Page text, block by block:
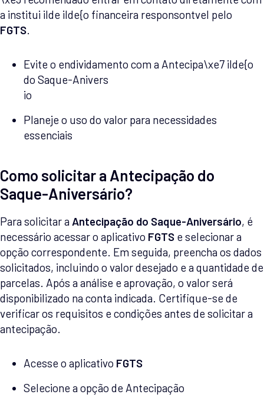
a institui ilde ilde{o financeira responsontvel pelo
FGTS.
Evite o endividamento com a Antecipa\xe7 ilde{o
do Saque-Anivers
io
Planeje o uso do valor para necessidades
essenciais
Como solicitar a Antecipação do
Saque-Aniversário?
Para solicitar a Antecipação do Saque-Aniversário, é
necessário acessar o aplicativo FGTS e selecionar a
opção correspondente. Em seguida, preencha os dados
solicitados, incluindo o valor desejado e a quantidade de
parcelas. Após a análise e aprovação, o valor será
disponibilizado na conta indicada. Certifique-se de
verificar os requisitos e condições antes de solicitar a
antecipação.
Acesse o aplicativo FGTS
Selecione a opção de Antecipação